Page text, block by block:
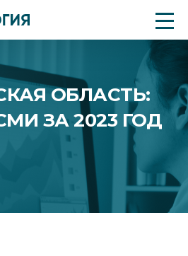
ОБЛАСТЬ:
ЗА 2023 ГОД